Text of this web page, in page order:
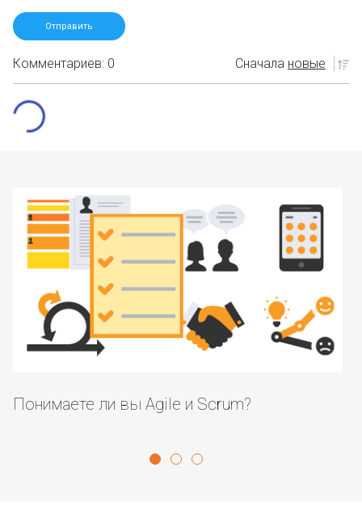
Комментариев: 0 Сначала новые
Понимаете ли вы Agile и Scrum?